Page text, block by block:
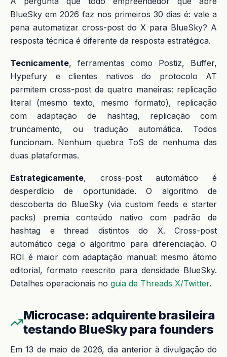
BlueSky em 2026 faz nos primeiros 30 dias é: vale a
pena automatizar cross-post do X para BlueSky? A
resposta técnica é diferente da resposta estratégica.
Tecnicamente, ferramentas como Postiz, Buffer,
Hypefury e clientes nativos do protocolo AT
permitem cross-post de quatro maneiras: replicação
literal (mesmo texto, mesmo formato), replicação
com adaptação de hashtag, replicação com
truncamento, ou tradução automática. Todos
funcionam. Nenhum quebra ToS de nenhuma das
duas plataformas.
Estrategicamente, cross-post automático é
desperdício de oportunidade. O algoritmo de
descoberta do BlueSky (via custom feeds e starter
packs) premia conteúdo nativo com padrão de
hashtag e thread distintos do X. Cross-post
automático cega o algoritmo para diferenciação. O
ROI é maior com adaptação manual: mesmo átomo
editorial, formato reescrito para densidade BlueSky.
Detalhes operacionais no guia de Threads X/Twitter.
Microcase: adquirente brasileira
testando BlueSky para founders
Em 13 de maio de 2026, dia anterior à divulgação do